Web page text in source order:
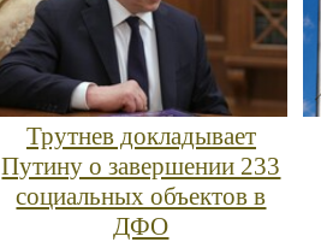
Трутнев докладывает
Путину о завершении 233
социальных объектов в
ДФО